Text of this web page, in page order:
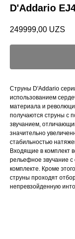
D'Addario
249999,00 UZS
Струны D'Addario
использованием
материала и
получаются струны с
звучанием,
значительно
стабильностью
Входящие в комплект
рельефное звучание
комплекте. Кроме
струны проходят
непревзойденную